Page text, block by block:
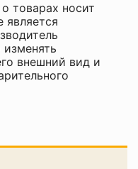
товарах носит
является
изменять
внешний вид и